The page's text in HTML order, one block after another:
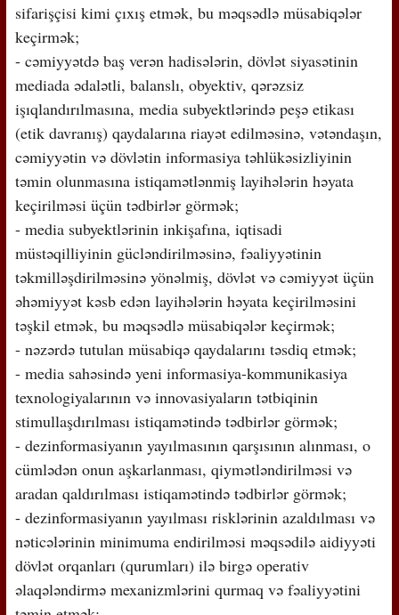
sifarişçisi kimi çıxış etmək, bu məqsədlə müsabiqələr
keçirmək;
- cəmiyyətdə baş verən hadisələrin, dövlət siyasətinin
mediada ədalətli, balanslı, obyektiv, qərəzsiz
işıqlandırılmasına, media subyektlərində peşə etikası
(etik davranış) qaydalarına riayət edilməsinə, vətəndaşın,
cəmiyyətin və dövlətin informasiya təhlükəsizliyinin
təmin olunmasına istiqamətlənmiş layihələrin həyata
keçirilməsi üçün tədbirlər görmək;
- media subyektlərinin inkişafına, iqtisadi
müstəqilliyinin gücləndirilməsinə, fəaliyyətinin
təkmilləşdirilməsinə yönəlmiş, dövlət və cəmiyyət üçün
əhəmiyyət kəsb edən layihələrin həyata keçirilməsini
təşkil etmək, bu məqsədlə müsabiqələr keçirmək;
- nəzərdə tutulan müsabiqə qaydalarını təsdiq etmək;
- media sahəsində yeni informasiya-kommunikasiya
texnologiyalarının və innovasiyaların tətbiqinin
stimullaşdırılması istiqamətində tədbirlər görmək;
- dezinformasiyanın yayılmasının qarşısının alınması, o
cümlədən onun aşkarlanması, qiymətləndirilməsi və
aradan qaldırılması istiqamətində tədbirlər görmək;
- dezinformasiyanın yayılması risklərinin azaldılması və
nəticələrinin minimuma endirilməsi məqsədilə aidiyyəti
dövlət orqanları (qurumları) ilə birgə operativ
əlaqələndirmə mexanizmlərini qurmaq və fəaliyyətini